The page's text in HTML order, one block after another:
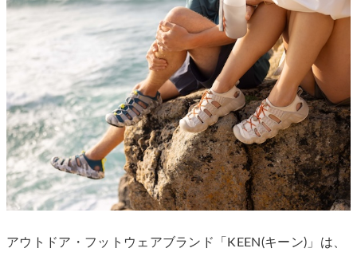
アウトドア・フットウェアブランド「KEEN(キーン)」は、